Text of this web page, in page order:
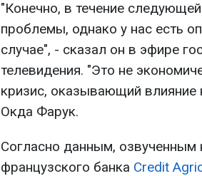
"Конечно, в течение
проблемы, однако у нас есть
случае", - сказал он в эфире
телевидения. "Это не
кризис, оказывающий влияние
Окда Фарук.
Согласно данным, озвученным
французского банка Credit